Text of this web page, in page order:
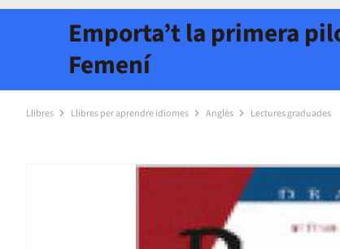
Emporta’t la primera
Femení
Llibres Llibres per aprendre idiomes Anglès Lectures graduades